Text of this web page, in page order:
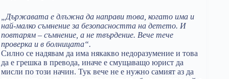
„Държавата е длъжна да направи това, когато има и
най-малко съмнение за безопасността на детето. И
повтарям – съмнение, а не твърдение. Вече тече
проверка и в болницата“.
Силно се надявам да има някакво недоразумение и това
да е грешка в превода, иначе е смущаващо юрист да
мисли по този начин. Тук вече не е нужно самият аз да